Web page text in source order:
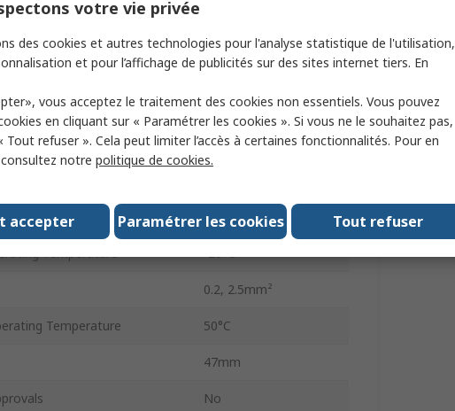
Straight
25
D-Sub
DIN Rail
125V ac/dc
Temperature -20°C
0.2, 2.5mm²
Temperature 50°C
47mm
No
votre vie privée
des cookies et autres technologies pour l'analyse statistique de l'utilisation,
et pour l’affichage de publicités sur des sites internet tiers. En
vous acceptez le traitement des cookies non essentiels. Vous pouvez
en cliquant sur « Paramétrer les cookies ». Si vous ne le souhaitez pas,
Tout refuser ». Cela peut limiter l’accès à certaines fonctionnalités. Pour en
notre politique de cookies.
accepter Paramétrer les cookies Tout refuser